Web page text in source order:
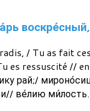
воскре́сный,
/ Tu as fait
es ressuscité //
рай;/
ве́лию ми́лость.